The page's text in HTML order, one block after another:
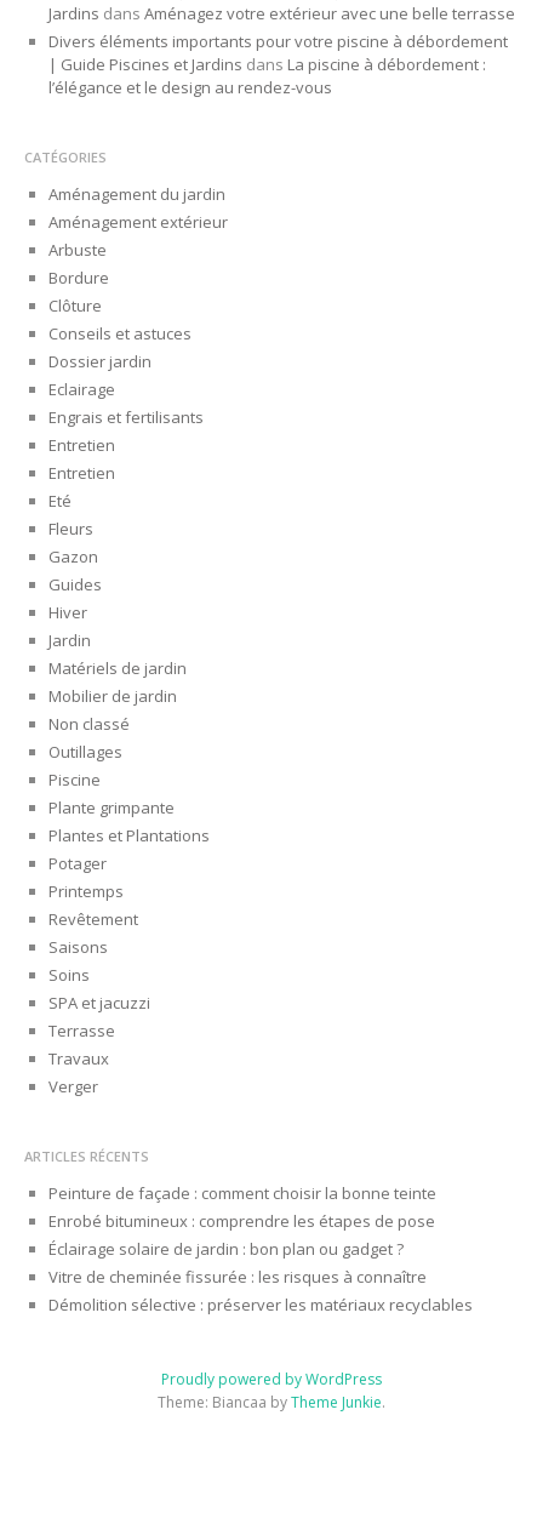
Jardins dans Aménagez votre extérieur avec une belle terrasse
Divers éléments importants pour votre piscine à débordement
| Guide Piscines et Jardins dans La piscine à débordement :
l’élégance et le design au rendez-vous
CATÉGORIES
Aménagement du jardin
Aménagement extérieur
Arbuste
Bordure
Clôture
Conseils et astuces
Dossier jardin
Eclairage
Engrais et fertilisants
Entretien
Entretien
Eté
Fleurs
Gazon
Guides
Hiver
Jardin
Matériels de jardin
Mobilier de jardin
Non classé
Outillages
Piscine
Plante grimpante
Plantes et Plantations
Potager
Printemps
Revêtement
Saisons
Soins
SPA et jacuzzi
Terrasse
Travaux
Verger
ARTICLES RÉCENTS
Peinture de façade : comment choisir la bonne teinte
Enrobé bitumineux : comprendre les étapes de pose
Éclairage solaire de jardin : bon plan ou gadget ?
Vitre de cheminée fissurée : les risques à connaître
Démolition sélective : préserver les matériaux recyclables
Proudly powered by WordPress
Theme: Biancaa byTheme Junkie.